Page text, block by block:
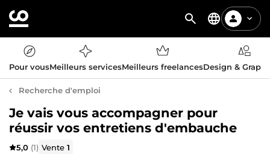
Pour vousMeilleurs servicesMeilleurs freelancesDesign &
Recherche d'emploi
Je vais vous accompagner pour
réussir vos entretiens d'embauche
5,0 (1) Vente1